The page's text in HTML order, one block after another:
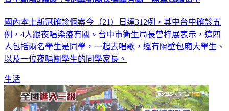
國內本土新冠確診個案今（21）日達312例，其中台中確診五
例，4人跟夜唱染疫有關。台中市衛生局長曾梓展表示，這四
人包括兩名學生是同學，一起去唱歌，還有隔壁包廂大學生、
以及一位夜唱團學生的同學家長。
生活